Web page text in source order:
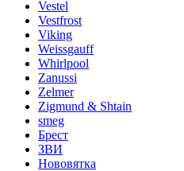
Vestel
Vestfrost
Viking
Weissgauff
Whirlpool
Zanussi
Zelmer
Zigmund & Shtain
smeg
Брест
ЗВИ
Нововятка